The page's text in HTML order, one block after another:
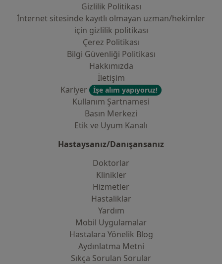
Gizlilik Politikası
İnternet sitesinde kayıtlı olmayan uzman/hekimler
i̇çin gizlilik politikası
Çerez Politikası
Bilgi Güvenliği Politikası
Hakkımızda
İletişim
Kariyer
İşe alım yapıyoruz!
Kullanım Şartnamesi
Basın Merkezi
Etik ve Uyum Kanalı
Hastaysanız/Danışansanız
Doktorlar
Klinikler
Hizmetler
Hastaliklar
Yardım
Mobil Uygulamalar
Hastalara Yönelik Blog
Aydınlatma Metni
Sıkça Sorulan Sorular